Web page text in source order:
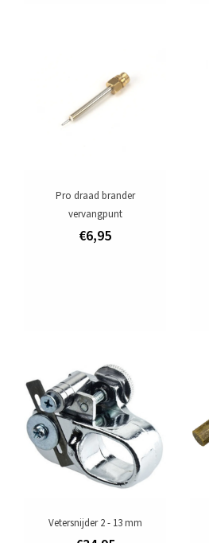
Pro draad brander
vervangpunt
€6,95
Vetersnijder 2 - 13 mm